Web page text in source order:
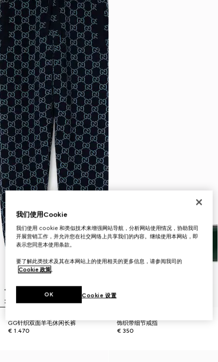
GG针织双面羊毛休闲长裤
€ 1.470
饰织带细节戒指
€ 350
我们使用Cookie
我们使用 cookie 和类似技术来增强网站导航，分析网站使用情况，协助我司
开展营销工作，并允许您在社交网络上共享我们的内容。继续使用本网站，即
表示您同意本使用条款。
要了解此类技术及其在本网站上的使用相关的更多信息，请参阅我司的
Cookie 政策。
Cookie 设置
OK